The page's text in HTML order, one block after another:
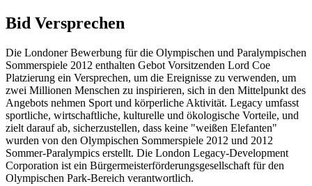
Bid Versprechen
Die Londoner Bewerbung für die Olympischen und Paralympischen
Sommerspiele 2012 enthalten Gebot Vorsitzenden Lord Coe
Platzierung ein Versprechen, um die Ereignisse zu verwenden, um
zwei Millionen Menschen zu inspirieren, sich in den Mittelpunkt des
Angebots nehmen Sport und körperliche Aktivität. Legacy umfasst
sportliche, wirtschaftliche, kulturelle und ökologische Vorteile, und
zielt darauf ab, sicherzustellen, dass keine "weißen Elefanten"
wurden von den Olympischen Sommerspiele 2012 und 2012
Sommer-Paralympics erstellt. Die London Legacy-Development
Corporation ist ein Bürgermeisterförderungsgesellschaft für den
Olympischen Park-Bereich verantwortlich.